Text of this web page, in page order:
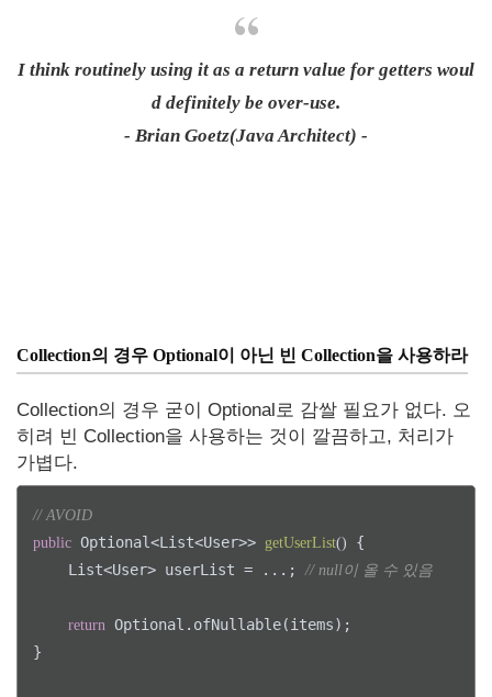
I think routinely using it as a return value for getters woul
d definitely be over-use.
- Brian Goetz(Java Architect) -
Collection의 경우 Optional이 아닌 빈 Collection을 사용하라
Collection의 경우 굳이 Optional로 감쌀 필요가 없다. 오
히려 빈 Collection을 사용하는 것이 깔끔하고, 처리가
가볍다.
// AVOID
public Optional<List<User>> getUserList()
{
    List<User> userList = ...;
// null이 올 수 있음
return Optional.ofNullable(items);
}